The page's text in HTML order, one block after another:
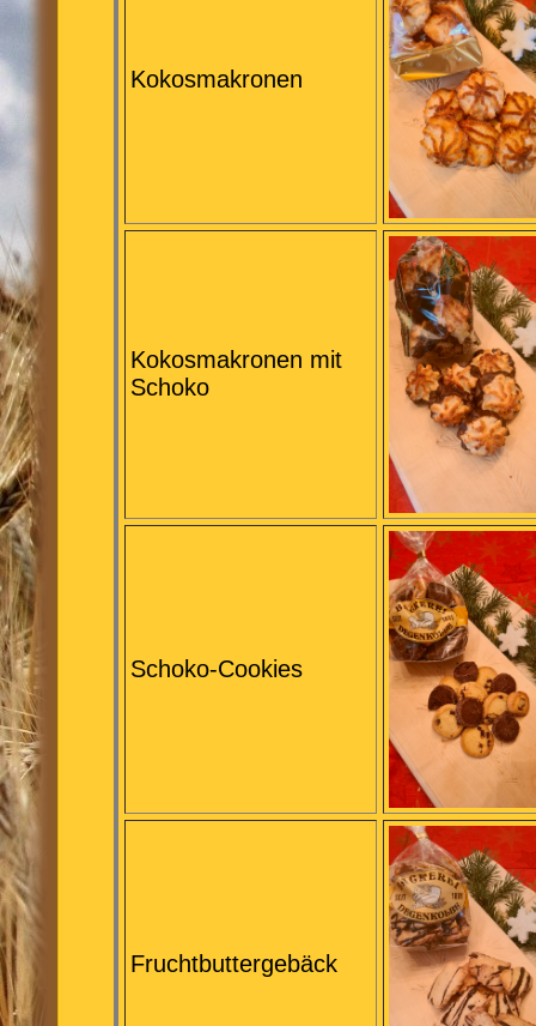
Kokosmakronen
Kokosmakronen mit
Schoko
Schoko-Cookies
Fruchtbuttergebäck